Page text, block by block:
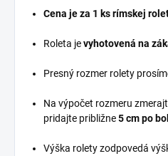
Cena je za 1 ks rímskej
Roleta jevyhotovená na
Presný rozmer rolety
Na výpočet rozmeru
pridajte približne5 cm po
Výška rolety zodpovedá